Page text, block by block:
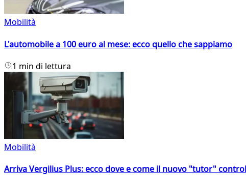
Mobilità
L'automobile a 100 euro al mese: ecco quello che sappiamo
1 min di lettura
Mobilità
Arriva Vergilius Plus: ecco dove e come il nuovo "tutor"